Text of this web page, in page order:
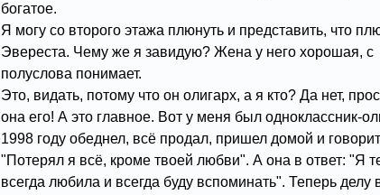
богатое.
Я могу со второго этажа плюнуть и представить, что
Эвереста. Чему же я завидую? Жена у него хорошая, с
полуслова понимает.
Это, видать, потому что он олигарх, а я кто? Да нет,
она его! А это главное. Вот у меня был одноклассник-
1998 году обеднел, всё продал, пришел домой и
"Потерял я всё, кроме твоей любви". А она в ответ: "Я
всегда любила и всегда буду вспоминать". Теперь делу